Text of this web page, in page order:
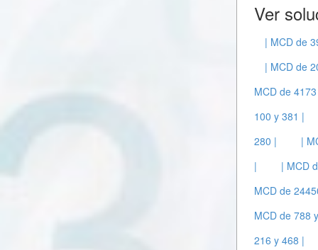
Ver
| MCD de
| MCD de
MCD de
100 y 381 |
280 |
|
|
| MCD
MCD de
MCD de 788
216 y 468 |